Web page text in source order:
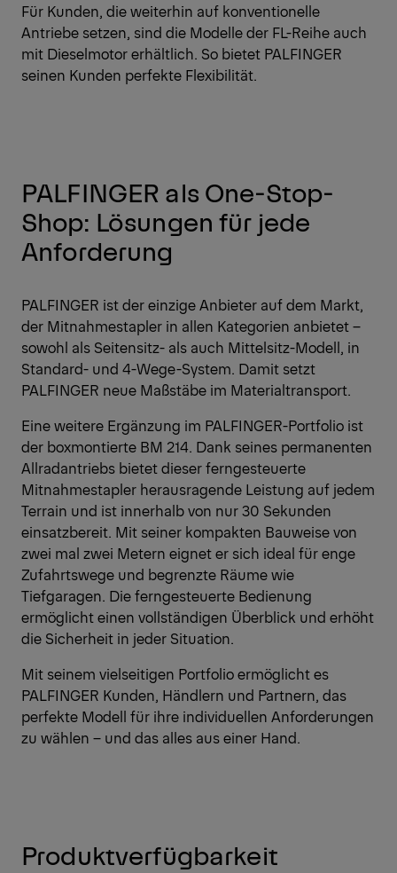
Für Kunden, die weiterhin auf konventionelle
Antriebe setzen, sind die Modelle der FL-Reihe auch
mit Dieselmotor erhältlich. So bietet PALFINGER
seinen Kunden perfekte Flexibilität.
PALFINGER als One-Stop-
Shop: Lösungen für jede
Anforderung
PALFINGER ist der einzige Anbieter auf dem Markt,
der Mitnahmestapler in allen Kategorien anbietet –
sowohl als Seitensitz- als auch Mittelsitz-Modell, in
Standard- und 4-Wege-System. Damit setzt
PALFINGER neue Maßstäbe im Materialtransport.
Eine weitere Ergänzung im PALFINGER-Portfolio ist
der boxmontierte BM 214. Dank seines permanenten
Allradantriebs bietet dieser ferngesteuerte
Mitnahmestapler herausragende Leistung auf jedem
Terrain und ist innerhalb von nur 30 Sekunden
einsatzbereit. Mit seiner kompakten Bauweise von
zwei mal zwei Metern eignet er sich ideal für enge
Zufahrtswege und begrenzte Räume wie
Tiefgaragen. Die ferngesteuerte Bedienung
ermöglicht einen vollständigen Überblick und erhöht
die Sicherheit in jeder Situation.
Mit seinem vielseitigen Portfolio ermöglicht es
PALFINGER Kunden, Händlern und Partnern, das
perfekte Modell für ihre individuellen Anforderungen
zu wählen – und das alles aus einer Hand.
Produktverfügbarkeit